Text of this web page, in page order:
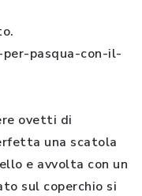
pasqua-con-il-
ovetti di
una scatola
e avvolta con un
sul coperchio si